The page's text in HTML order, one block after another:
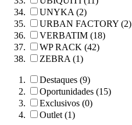
UNYKA (2)
URBAN FACTORY (2)
VERBATIM (18)
WP RACK (42)
ZEBRA (1)
Destaques (9)
Oportunidades (15)
Exclusivos (0)
Outlet (1)